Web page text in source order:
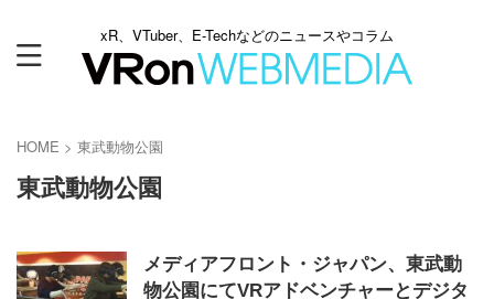
xR、VTuber、E-Techなどのニュースやコラム
HOME > 東武動物公園
東武動物公園
メディアフロント・ジャパン、東武動
物公園にてVRアドベンチャーとデジタ